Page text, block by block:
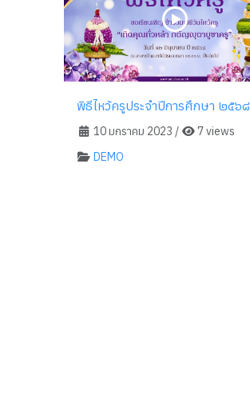
พิธีไหว้ครูประจำปีการศึกษา ๒๕๖๘
10 มกราคม 2023 /
7 views
DEMO